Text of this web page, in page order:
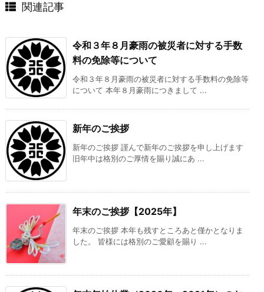
関連記事
令和３年８月豪雨の被災者に対する手数
料の免除等について
令和３年８月豪雨の被災者に対する手数料の免除等
について 本年８月豪雨につきまして ...
新年のご挨拶
新年のご挨拶 謹んで新年のご挨拶を申し上げます
旧年中は格別のご厚情を賜り誠にあ ...
年末のご挨拶【2025年】
年末のご挨拶 本年も残すところあと僅かとなりま
した。 皆様には格別のご愛顧を賜り ...